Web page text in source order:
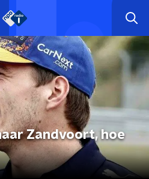
Zandvoort, hoe